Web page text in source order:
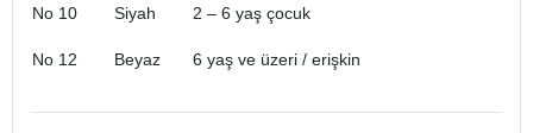
No 10 Siyah 2 – 6 yaş çocuk
No 12 Beyaz 6 yaş ve üzeri / erişkin